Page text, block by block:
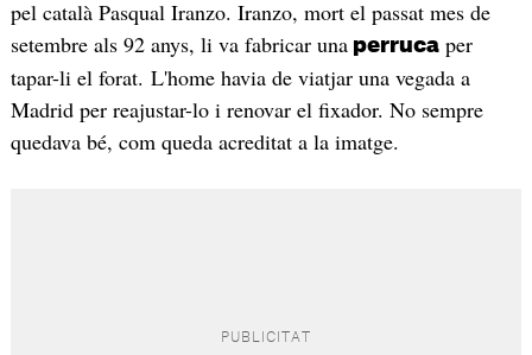
pel català Pasqual Iranzo. Iranzo, mort el passat mes de
setembre als 92 anys, li va fabricar unaperrucaper
tapar-li el forat. L'home havia de viatjar una vegada a
Madrid per reajustar-lo i renovar el fixador. No sempre
quedava bé, com queda acreditat a la imatge.